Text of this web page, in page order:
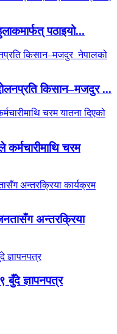
पठाइयो...
किसान–मजदुर ...
चरम
जनतासँग अन्तरक्रिया
बुँदे ज्ञापनपत्र